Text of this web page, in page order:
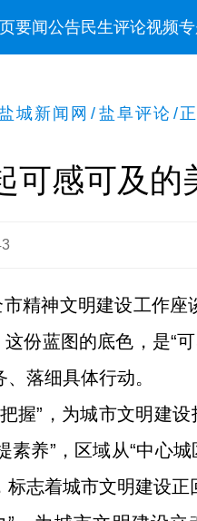
要闻公告民生评论视频
城新闻网 / 盐阜评论 /
可感可及的
精神文明建设工作
这份蓝图的底色，是“
落细具体行动。
握”，为城市文明建
素养”，区域从“中心
志着城市文明建设正